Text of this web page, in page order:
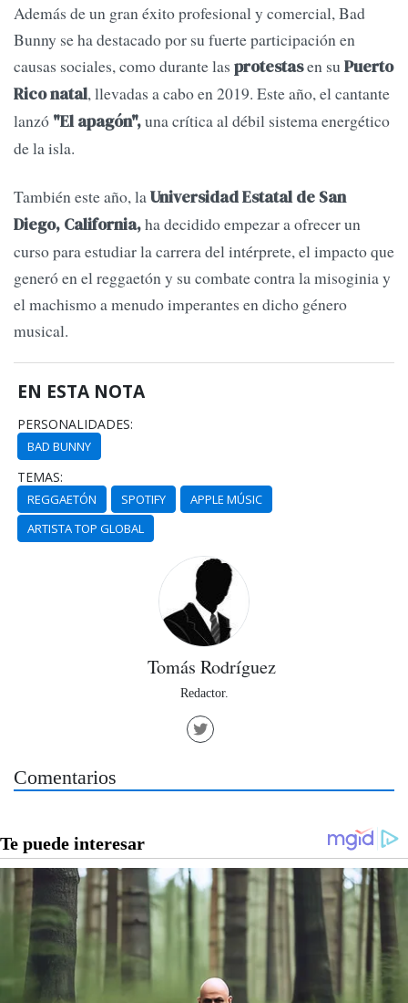
Además de un gran éxito profesional y comercial, Bad
Bunny se ha destacado por su fuerte participación en
causas sociales, como durante las protestasen su Puerto
Rico natal, llevadas a cabo en 2019. Este año, el cantante
lanzó "El apagón",una crítica al débil sistema energético
de la isla.
También este año, laUniversidad Estatal de San
Diego, California,ha decidido empezar a ofrecer un
curso para estudiar la carrera del intérprete, el impacto que
generó en el reggaetón y su combate contra la misoginia y
el machismo a menudo imperantes en dicho género
musical.
EN ESTA NOTA
PERSONALIDADES:
BAD BUNNY
TEMAS:
REGGAETÓN SPOTIFY
APPLE MÚSIC
ARTISTA TOP GLOBAL
Tomás Rodríguez
Redactor.
Comentarios